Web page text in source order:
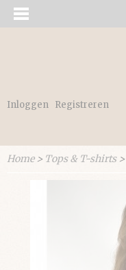
Inloggen Registreren
Home> Tops & T-shirts>